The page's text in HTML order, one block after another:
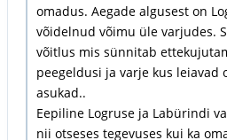
omadus. Aegade algusest on
võidelnud võimu üle varjudes.
võitlus mis sünnitab
peegeldusi ja varje kus leiavad
asukad..
Eepiline Logruse ja Labürindi
nii otseses tegevuses kui ka